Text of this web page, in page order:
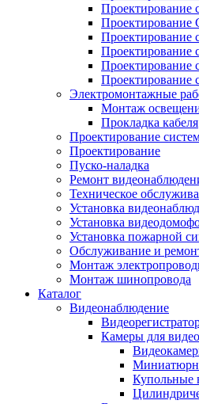
Проектирование
Проектирование
Проектирование
Проектирование
Проектирование
Проектирование
Электромонтажные
Монтаж
Прокладка кабеля
Проектирование
Проектирование
Пуско-наладка
Ремонт
Техническое
Установка
Установка
Установка пожарной
Обслуживание и
Монтаж
Монтаж шинопровода
Каталог
Видеонаблюдение
Камеры для
Купольные